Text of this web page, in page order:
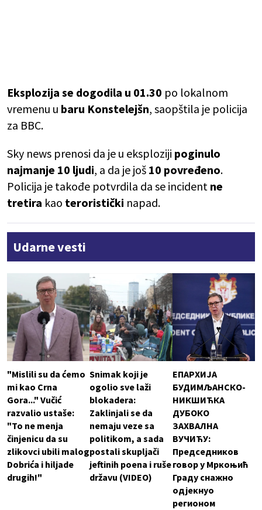
Eksplozija se dogodila u 01.30 po lokalnom
vremenu u baru Konstelejšn, saopštila je policija
za BBC.
Sky news prenosi da je u eksploziji poginulo
najmanje 10 ljudi, a da je još 10 povređeno.
Policija je takođe potvrdila da se incident ne
tretira kao teroristički napad.
Udarne vesti
"Mislili su da ćemo
mi kao Crna
Gora..." Vučić
razvalio ustaše:
"To ne menja
činjenicu da su
zlikovci ubili malog
Dobrića i hiljade
drugih!"
Snimak koji je
ogolio sve laži
blokadera:
Zaklinjali se da
nemaju veze sa
politikom, a sada
postali skupljači
jeftinih poena i ruše
državu (VIDEO)
ЕПАРХИЈА
БУДИМЉАНСКО-
НИКШИЋКА
ДУБОКО
ЗАХВАЛНА
ВУЧИЋУ:
Председников
говор у Мркоњић
Граду снажно
одјекнуо
регионом